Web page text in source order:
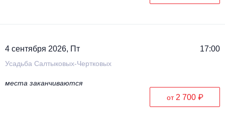
4 сентября 2026, Пт 17:00
Усадьба Салтыковых-Чертковых
места заканчиваются
от 2 700 ₽